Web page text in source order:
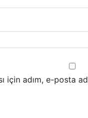
için adım, e-posta